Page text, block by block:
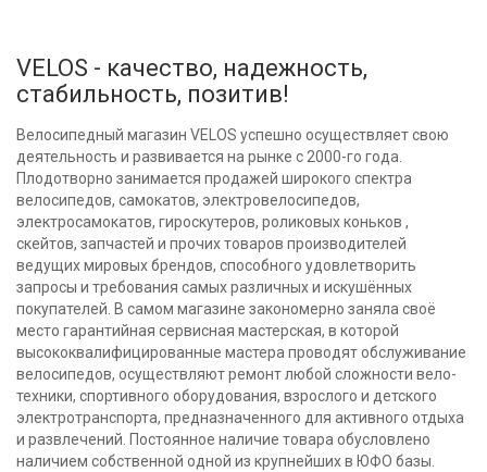
VELOS - качество, надежность,
стабильность, позитив!
Велосипедный магазин VELOS успешно осуществляет свою
деятельность и развивается на рынке с 2000-го года.
Плодотворно занимается продажей широкого спектра
велосипедов, самокатов, электровелосипедов,
электросамокатов, гироскутеров, роликовых коньков ,
скейтов, запчастей и прочих товаров производителей
ведущих мировых брендов, способного удовлетворить
запросы и требования самых различных и искушённых
покупателей. В самом магазине закономерно заняла своё
место гарантийная сервисная мастерская, в которой
высококвалифицированные мастера проводят обслуживание
велосипедов, осуществляют ремонт любой сложности вело-
техники, спортивного оборудования, взрослого и детского
электротранспорта, предназначенного для активного отдыха
и развлечений. Постоянное наличие товара обусловлено
наличием собственной одной из крупнейших в ЮФО базы.